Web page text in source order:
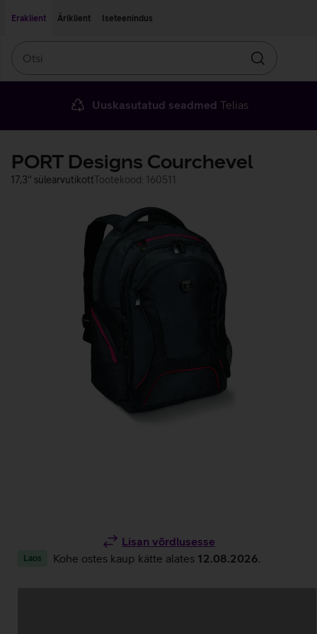
Eraklient
Äriklient Iseteenindus
Otsin
Uuskasutatud seadmed Telias
PORT Designs Courchevel
17,3'' sülearvutikottTootekood: 160511
Lisan võrdlusesse
Laos Kohe ostes kaup kätte alates 12.08.2026